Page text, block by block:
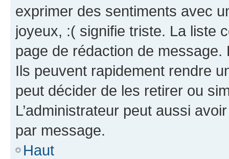
exprimer des sentiments avec
joyeux, :( signifie triste. La liste
page de rédaction de
Ils peuvent rapidement rendre
peut décider de les retirer ou
L’administrateur peut aussi
par message.
Haut